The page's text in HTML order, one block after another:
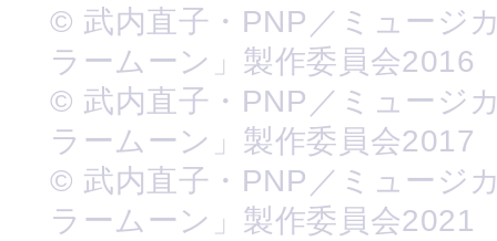
© 武内直子・PNP／ミュージ
ラームーン」製作委員会2016
© 武内直子・PNP／ミュージ
ラームーン」製作委員会2017
© 武内直子・PNP／ミュージ
ラームーン」製作委員会2021